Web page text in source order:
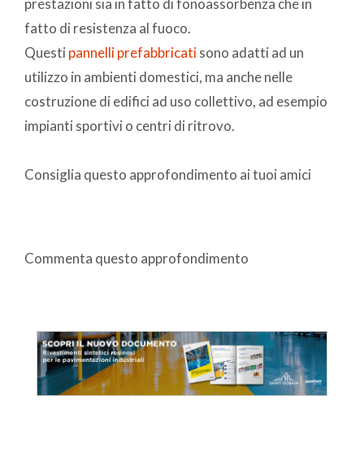
prestazioni sia in fatto di fonoassorbenza che in
fatto di resistenza al fuoco.
Questi pannelli prefabbricatisono adatti ad un
utilizzo in ambienti domestici, ma anche nelle
costruzione di edifici ad uso collettivo, ad esempio
impianti sportivi o centri di ritrovo.
Consiglia questo approfondimento ai tuoi amici
Commenta questo approfondimento